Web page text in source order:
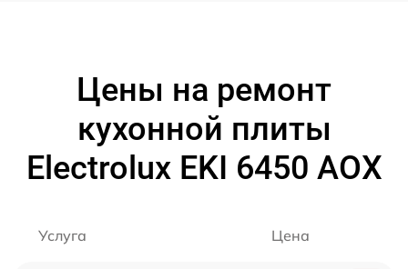
Цены на ремонт
кухонной плиты
Electrolux EKI 6450 AOX
Услуга Цена